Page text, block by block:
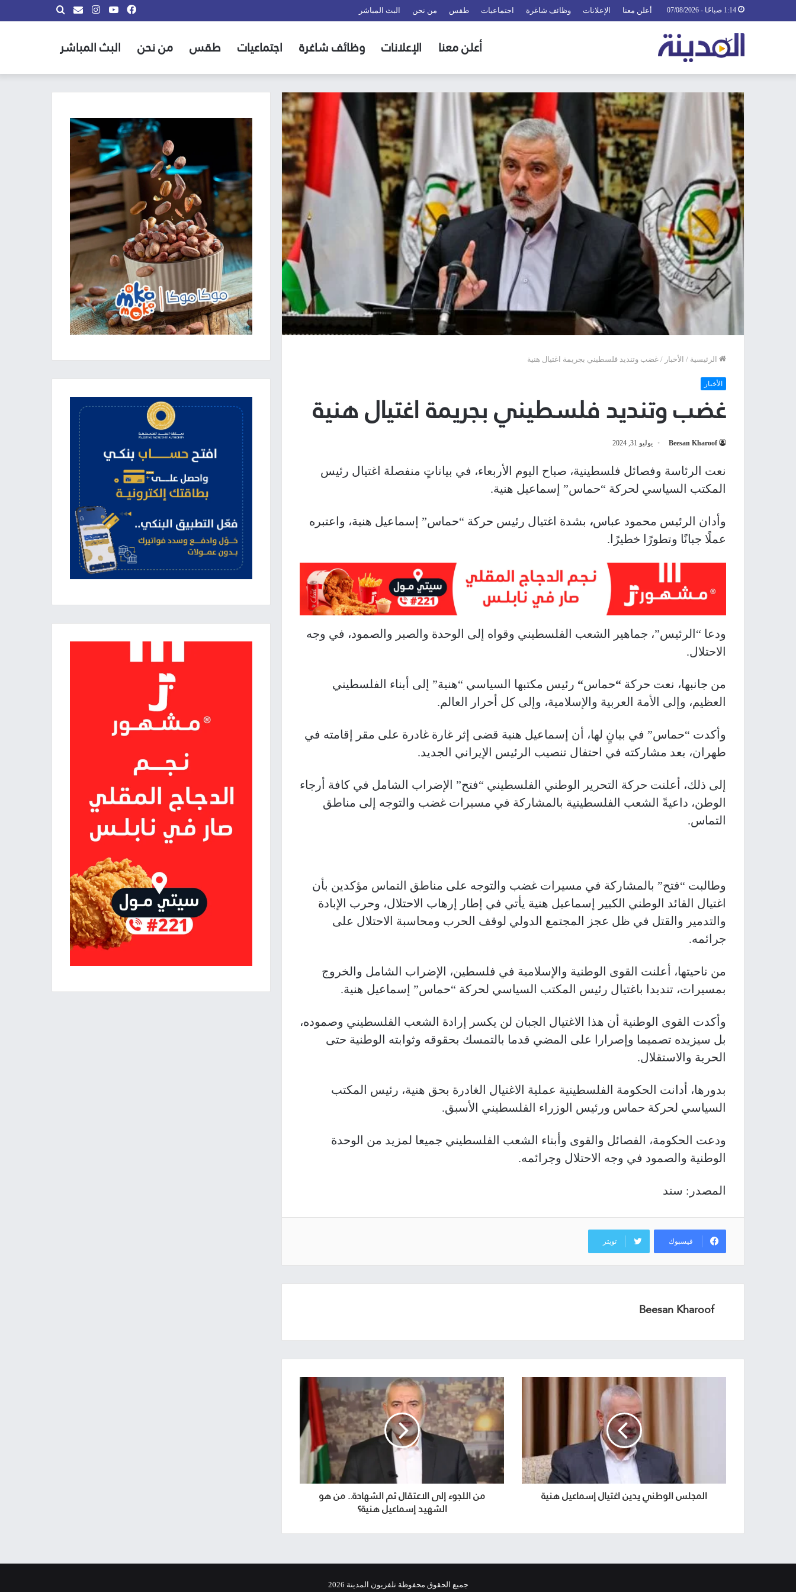
أعلن معنا الإعلانات وظائف شاغرة اجتماعيات طقس من نحن البث المباشر بحث
info@almadina.tvانستقراميوتيوب
فيسبوك
أعلن معنا الإعلانات وظائف شاغرة اجتماعيات طقس من نحن البث المباشر
الرئيسية / الأخبار / غضب وتنديد فلسطيني بجريمة اغتيال هنية
الأخبار
غضب وتنديد فلسطيني بجريمة اغتيال هنية
Beesan Kharoof يوليو 31, 2024
نعت الرئاسة وفصائل فلسطينية، صباح اليوم الأربعاء، في بياناتٍ منفصلة اغتيال رئيس
المكتب السياسي لحركة “حماس” إسماعيل هنية.
وأدان الرئيس محمود عباس، بشدة اغتيال رئيس حركة “حماس” إسماعيل هنية، واعتبره
عملًا جبانًا وتطورًا خطيرًا .
ودعا “الرئيس”، جماهير الشعب الفلسطيني وقواه إلى الوحدة والصبر والصمود، في وجه
الاحتلال.
من جانبها، نعت حركة “حماس“ رئيس مكتبها السياسي “هنية” إلى أبناء الفلسطيني
العظيم، وإلى الأمة العربية والإسلامية، وإلى كل أحرار العالم.
وأكدت “حماس” في بيانٍ لها، أن إسماعيل هنية قضى إثر غارة غادرة على مقر إقامته في
طهران، بعد مشاركته في احتفال تنصيب الرئيس الإيراني الجديد.
إلى ذلك، أعلنت حركة التحرير الوطني الفلسطيني “فتح” الإضراب الشامل في كافة أرجاء
الوطن، داعيةً الشعب الفلسطينية بالمشاركة في مسيرات غضب والتوجه إلى مناطق
التماس.
وطالبت “فتح” بالمشاركة في مسيرات غضب والتوجه على مناطق التماس مؤكدين بأن
اغتيال القائد الوطني الكبير إسماعيل هنية يأتي في إطار إرهاب الاحتلال، وحرب الإبادة
والتدمير والقتل في ظل عجز المجتمع الدولي لوقف الحرب ومحاسبة الاحتلال على
جرائمه.
من ناحيتها، أعلنت القوى الوطنية والإسلامية في فلسطين، الإضراب الشامل والخروج
بمسيرات، تنديدا باغتيال رئيس المكتب السياسي لحركة “حماس” إسماعيل هنية.
وأكدت القوى الوطنية أن هذا الاغتيال الجبان لن يكسر إرادة الشعب الفلسطيني وصموده،
بل سيزيده تصميما وإصرارا على المضي قدما بالتمسك بحقوقه وثوابته الوطنية حتى
الحرية والاستقلال.
بدورها، أدانت الحكومة الفلسطينية عملية الاغتيال الغادرة بحق هنية، رئيس المكتب
السياسي لحركة حماس ورئيس الوزراء الفلسطيني الأسبق.
ودعت الحكومة، الفصائل والقوى وأبناء الشعب الفلسطيني جميعا لمزيد من الوحدة
الوطنية والصمود في وجه الاحتلال وجرائمه.
المصدر: سند
فيسبوك تويتر
Beesan Kharoof
المجلس الوطني يدين اغتيال إسماعيل هنية من اللجوء إلى الاعتقال ثم الشهادة.. من هو
الشهيد إسماعيل هنية؟
جميع الحقوق محفوظة تلفزيون المدينة 2026